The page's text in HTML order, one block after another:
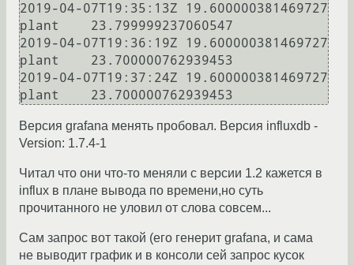
2019-04-07T19:35:13Z 19.600000381469727
plant    23.799999237060547
2019-04-07T19:36:19Z 19.600000381469727
plant    23.700000762939453
2019-04-07T19:37:24Z 19.600000381469727
Версия grafana менять пробовал. Версия influxdb -
Version: 1.7.4-1
Читал что они что-то меняли с версии 1.2 кажется в
influx в плане вывода по времени,но суть
прочитанного не уловил от слова совсем...
Сам запрос вот такой (его генерит grafana, и сама
не выводит график и в консоли сей запрос кусок